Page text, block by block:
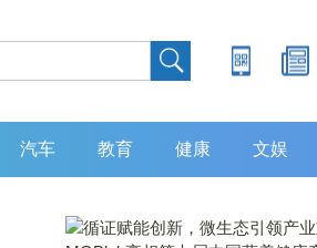
汽车 教育 健康 文娱